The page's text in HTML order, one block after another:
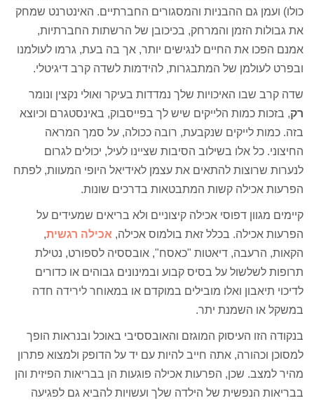
כולו) ועמן גם ההבניות והמסגורים החברתיים. האינטרנט שמחק
את גבולות הזמן והמרחק, בכיכובן של הרשתות החברתיות,
אמנם הפכו את החיים לנגישים יותר, אך בה בעת, גרמו לעולמנו
ובפרט לעולמן של המתבגרות, להידמות לשדה קרב דיגיטלי.
שדה קרב שבו האיכויות שלך נמדדות בעיקר ואולי נקצין ונומר
רק, בזכות כמות הלייקים שיש לך בפייסבוק, באינסטגרם וכיוצא
בזה. כמות לייקים שנקבעת, רובה ככולה, על סמך המראה
החיצוני. כל אלו בשילוב הסיבות שציינו לעיל, יכולים לגרום
לנערות שרוצות להתאים את עצמן לאידיאל היופי המעוות, לפתח
הפרעות אכילה קשות המתבטאות בדרכים שונות.
קיימים מגוון דפוסי אכילה קיצוניים ולא בריאים שמעידים על
הפרעות אכילה. בכלל זאת בולמוס אכילה, אכילה רגשית,
הקאות, הרעבה, דיאטות "כאסח", אובססיה לספורט, נטילת
תרופות לשלשול על בסיס קבוע ובמינונים גבוהים או כדורים
לדיכוי תיאבון ואלו מובילים במוקדם או במאוחר לירידה חדה
במשקל או השמנת יתר.
בנקודה הזו העיסוק המוגזם והאובססיבי באוכל ובנראות הופך
למסוכן וכהורה, אתה חייב להיות עם יד על הדופק ולמצוא פתרון
מהיר למצב. שכן, הפרעות אכילה פוגעות הן בבריאות הפיזית והן
בבריאות הנפשית של הילדה שלך ועשויות להביא גם לפגיעה